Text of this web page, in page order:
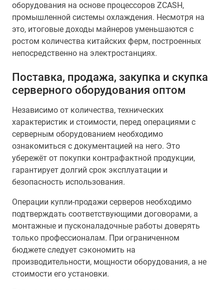
оборудования на основе процессоров ZCASH,
промышленной системы охлаждения. Несмотря на
это, итоговые доходы майнеров уменьшаются с
ростом количества китайских ферм, построенных
непосредственно на электростанциях.
Поставка, продажа, закупка и скупка
серверного оборудования оптом
Независимо от количества, технических
характеристик и стоимости, перед операциями с
серверным оборудованием необходимо
ознакомиться с документацией на него. Это
убережёт от покупки контрафактной продукции,
гарантирует долгий срок эксплуатации и
безопасность использования.
Операции купли-продажи серверов необходимо
подтверждать соответствующими договорами, а
монтажные и пусконаладочные работы доверять
только профессионалам. При ограниченном
бюджете следует сэкономить на
производительности, мощности оборудования, а не
стоимости его установки.